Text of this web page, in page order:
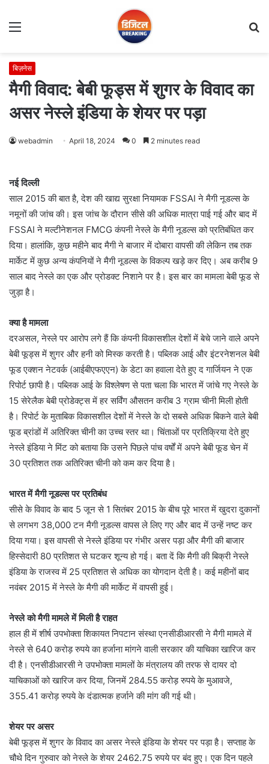
Menu
बिज़नेस
मैगी विवाद: बेबी फूड्स में शुगर के विवाद का
असर नेस्ले इंडिया के शेयर पर पड़ा
webadmin April 18, 2024 0 2 minutes read
नई दिल्ली
साल 2015 की बात है, देश की खाद्य सुरक्षा नियामक FSSAI ने मैगी नूडल्स के
नमूनों की जांच की। इस जांच के दौरान सीसे की अधिक मात्रा पाई गई और बाद में
FSSAI ने मल्टीनेशनल FMCG कंपनी नेस्ले के मैगी नूडल्स को प्रतिबंधित कर
दिया। हालांकि, कुछ महीने बाद मैगी ने बाजार में दोबारा वापसी की लेकिन तब तक
मार्केट में कुछ अन्य कंपनियों ने मैगी नूडल्स के विकल्प खड़े कर दिए। अब करीब 9
साल बाद नेस्ले का एक और प्रोडक्ट निशाने पर है। इस बार का मामला बेबी फूड से
जुड़ा है।
क्या है मामला
दरअसल, नेस्ले पर आरोप लगे हैं कि कंपनी विकासशील देशों में बेचे जाने वाले अपने
बेबी फूड्स में शुगर और हनी को मिस्क करती है। पब्लिक आई और इंटरनेशनल बेबी
फूड एक्शन नेटवर्क (आईबीएफएएन) के डेटा का हवाला देते हुए द गार्जियन ने एक
रिपोर्ट छापी है। पब्लिक आई के विश्लेषण से पता चला कि भारत में जांचे गए नेस्ले के
15 सेरेलैक बेबी प्रोडेक्ट्स में हर सर्विंग औसतन करीब 3 ग्राम चीनी मिली होती
है। रिपोर्ट के मुताबिक विकासशील देशों में नेस्ले के दो सबसे अधिक बिकने वाले बेबी
फूड ब्रांडों में अतिरिक्त चीनी का उच्च स्तर था। चिंताओं पर प्रतिक्रिया देते हुए
नेस्ले इंडिया ने मिंट को बताया कि उसने पिछले पांच वर्षों में अपने बेबी फूड चेन में
30 प्रतिशत तक अतिरिक्त चीनी को कम कर दिया है।
भारत में मैगी नूडल्स पर प्रतिबंध
सीसे के विवाद के बाद 5 जून से 1 सितंबर 2015 के बीच पूरे भारत में खुदरा दुकानों
से लगभग 38,000 टन मैगी नूडल्स वापस ले लिए गए और बाद में उन्हें नष्ट कर
दिया गया। इस वापसी से नेस्ले इंडिया पर गंभीर असर पड़ा और मैगी की बाजार
हिस्सेदारी 80 प्रतिशत से घटकर शून्य हो गई। बता दें कि मैगी की बिक्री नेस्ले
इंडिया के राजस्व में 25 प्रतिशत से अधिक का योगदान देती है। कई महीनों बाद
नवंबर 2015 में नेस्ले के मैगी की मार्केट में वापसी हुई।
नेस्ले को मैगी मामले में मिली है राहत
हाल ही में शीर्ष उपभोक्ता शिकायत निपटान संस्था एनसीडीआरसी ने मैगी मामले में
नेस्ले से 640 करोड़ रुपये का हर्जाना मांगने वाली सरकार की याचिका खारिज कर
दी है। एनसीडीआरसी ने उपभोक्ता मामलों के मंत्रालय की तरफ से दायर दो
याचिकाओं को खारिज कर दिया, जिनमें 284.55 करोड़ रुपये के मुआवजे,
355.41 करोड़ रुपये के दंडात्मक हर्जाने की मांग की गई थी।
शेयर पर असर
बेबी फूड्स में शुगर के विवाद का असर नेस्ले इंडिया के शेयर पर पड़ा है। सप्ताह के
चौथे दिन गुरुवार को नेस्ले के शेयर 2462.75 रुपये पर बंद हुए। एक दिन पहले